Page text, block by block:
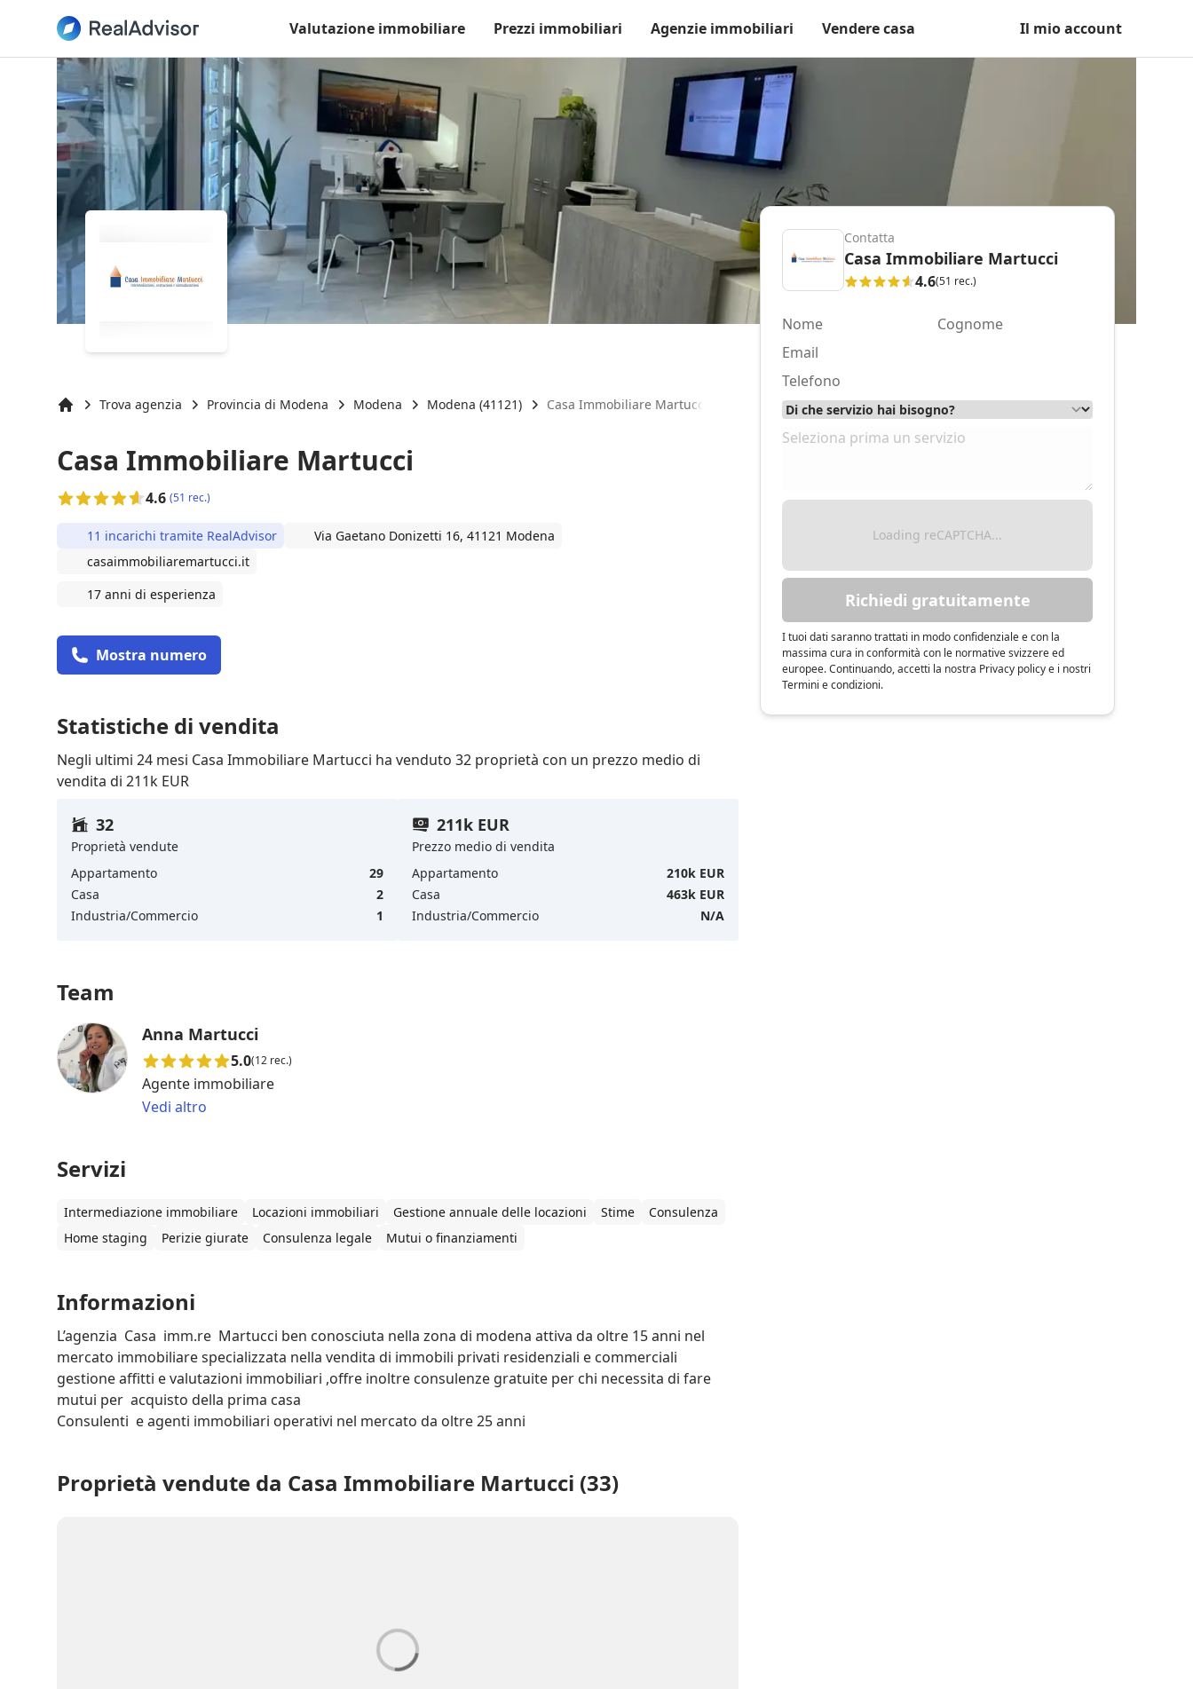
Valutazione immobiliare Prezzi immobiliari Agenzie immobiliari Vendere casa Il mio account
Trova agenzia Provincia di Modena Modena Modena (41121) Casa Immobiliare Martucci
Casa Immobiliare Martucci
4.6 (51 rec.)
11 incarichi tramite RealAdvisor
Via Gaetano Donizetti 16, 41121 Modena
casaimmobiliaremartucci.it
17 anni di esperienza
Mostra numero
Statistiche di vendita
Negli ultimi 24 mesi Casa Immobiliare Martucci ha venduto 32 proprietà con un prezzo medio di
vendita di 211k EUR
32
Proprietà vendute
Appartamento
29
Casa
2
Industria/Commercio
1
211k EUR
Prezzo medio di vendita
Appartamento
210k EUR
Casa
463k EUR
Industria/Commercio
N/A
Team
Anna Martucci
5.0(12 rec.)
Agente immobiliare
Vedi altro
Servizi
Intermediazione immobiliare Locazioni immobiliari Gestione annuale delle locazioni Stime
Consulenza
Home staging
Perizie giurate Consulenza legale Mutui o finanziamenti
Informazioni
L’agenzia  Casa  imm.re  Martucci ben conosciuta nella zona di modena attiva da oltre 15 anni nel
mercato immobiliare specializzata nella vendita di immobili privati residenziali e commerciali
gestione affitti e valutazioni immobiliari ,offre inoltre consulenze gratuite per chi necessita di fare
mutui per  acquisto della prima casa
Consulenti  e agenti immobiliari operativi nel mercato da oltre 25 anni
Proprietà vendute da Casa Immobiliare Martucci (33)
Contatta
Casa Immobiliare Martucci
4.6(51 rec.)
Loading reCAPTCHA...
Richiedi gratuitamente
I tuoi dati saranno trattati in modo confidenziale e con la
massima cura in conformità con le normative svizzere ed
europee. Continuando, accetti la nostra Privacy policy e i nostri
Termini e condizioni.